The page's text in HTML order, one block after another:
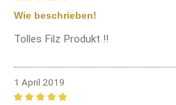
Review with rating of 5 out of 5
Wie beschrieben!
Tolles Filz Produkt !!
1 April 2019